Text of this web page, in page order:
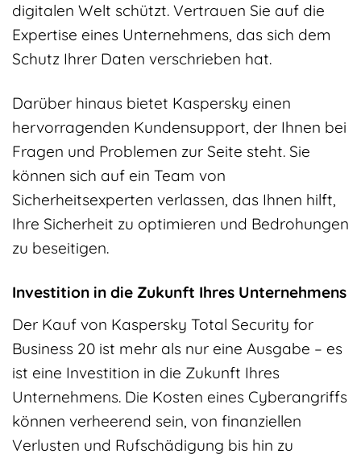
digitalen Welt schützt. Vertrauen Sie auf die
Expertise eines Unternehmens, das sich dem
Schutz Ihrer Daten verschrieben hat.
Darüber hinaus bietet Kaspersky einen
hervorragenden Kundensupport, der Ihnen bei
Fragen und Problemen zur Seite steht. Sie
können sich auf ein Team von
Sicherheitsexperten verlassen, das Ihnen hilft,
Ihre Sicherheit zu optimieren und Bedrohungen
zu beseitigen.
Investition in die Zukunft Ihres Unternehmens
Der Kauf von Kaspersky Total Security for
Business 20 ist mehr als nur eine Ausgabe – es
ist eine Investition in die Zukunft Ihres
Unternehmens. Die Kosten eines Cyberangriffs
können verheerend sein, von finanziellen
Verlusten und Rufschädigung bis hin zu